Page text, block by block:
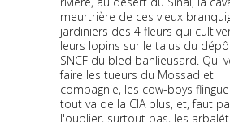
meurtrière de ces vieux
jardiniers des 4 fleurs qui
leurs lopins sur le talus du
SNCF du bled banlieusard. Qui
faire les tueurs du Mossad et
compagnie, les cow-boys
tout va de la CIA plus, et, faut
l'oublier, surtout pas, les